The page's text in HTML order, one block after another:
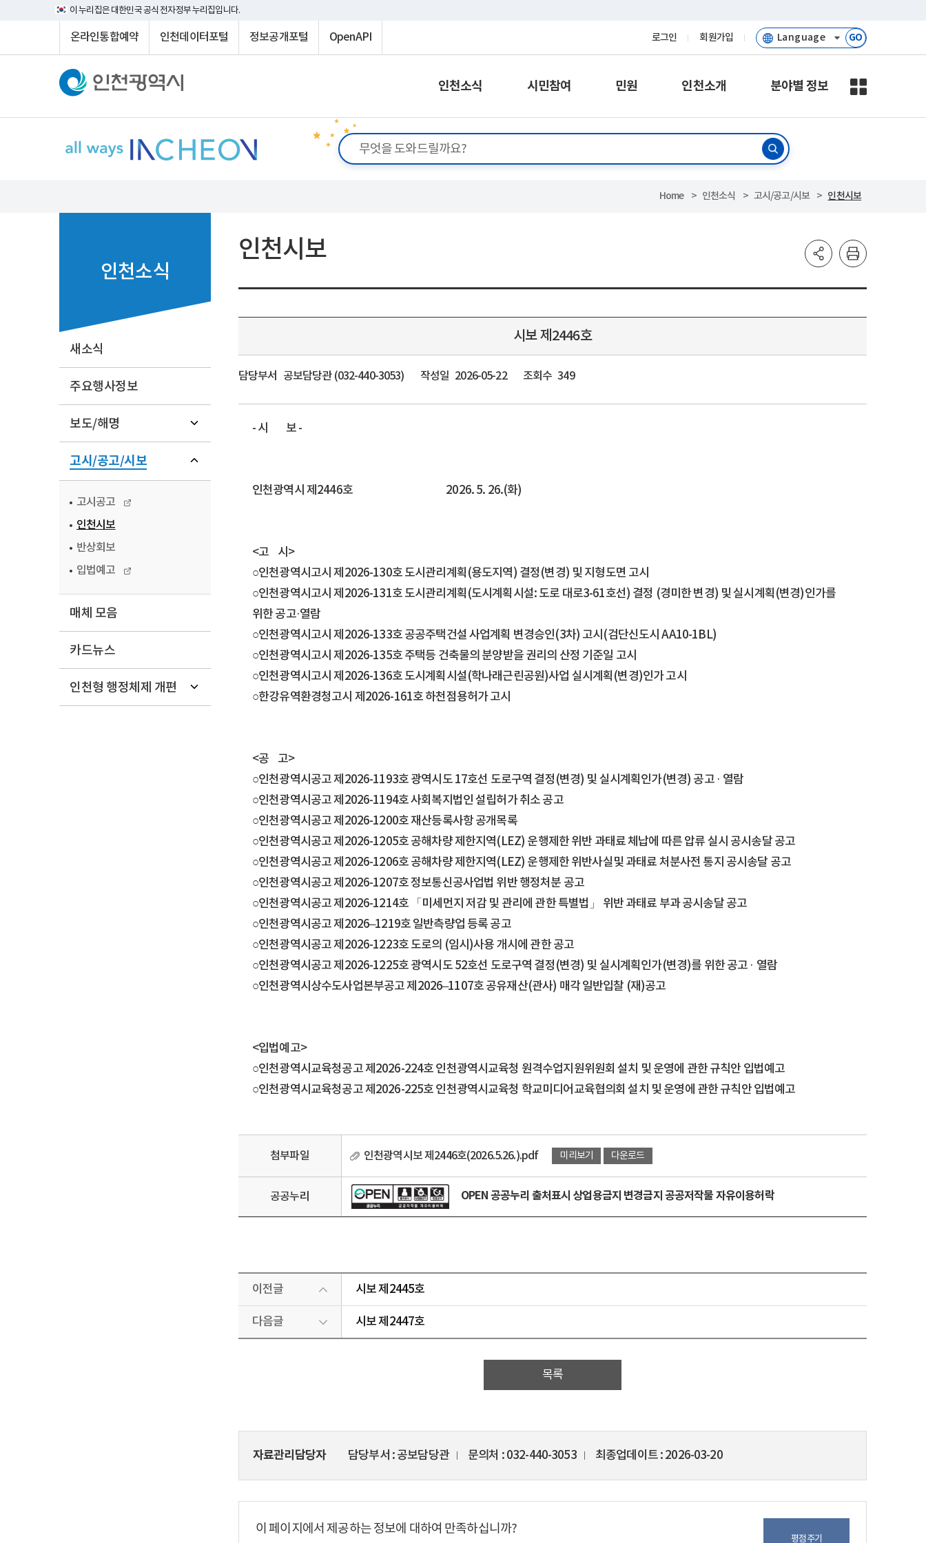
이 누리집은 대한민국 공식 전자정부 누리집입니다.
온라인통합예약 인천데이터포털 정보공개포털 OpenAPI 로그인 회원가입 GO
인천소식 시민참여 민원 인천소개 분야별 정보
Home 인천소식 고시/공고/시보 인천시보
인천소식
새소식
주요행사정보
보도/해명
고시/공고/시보
고시공고
인천시보
반상회보
입법예고
매체 모음
카드뉴스
인천형 행정체제 개편
인천시보
시보 제2446호
담당부서 공보담당관 (032-440-3053) 작성일 2026-05-22 조회수 349
- 시 보 -
인천광역시 제2446호 2026. 5. 26.(화)
<고 시>
○인천광역시고시 제2026-130호 도시관리계획(용도지역) 결정(변경) 및 지형도면 고시
○인천광역시고시 제2026-131호 도시관리계획(도시계획시설: 도로 대로3-61호선) 결정 (경미한 변경) 및 실시계획(변경)인가를
위한 공고·열람
○인천광역시고시 제2026-133호 공공주택건설 사업계획 변경승인(3차) 고시(검단신도시 AA10-1BL)
○인천광역시고시 제2026-135호 주택등 건축물의 분양받을 권리의 산정 기준일 고시
○인천광역시고시 제2026-136호 도시계획시설(학나래근린공원)사업 실시계획(변경)인가 고시
○한강유역환경청고시 제2026-161호 하천점용허가 고시
<공 고>
○인천광역시공고 제2026-1193호 광역시도 17호선 도로구역 결정(변경) 및 실시계획인가(변경) 공고 · 열람
○인천광역시공고 제2026-1194호 사회복지법인 설립허가 취소 공고
○인천광역시공고 제2026-1200호 재산등록사항 공개목록
○인천광역시공고 제2026-1205호 공해차량 제한지역(LEZ) 운행제한 위반 과태료 체납에 따른 압류 실시 공시송달 공고
○인천광역시공고 제2026-1206호 공해차량 제한지역(LEZ) 운행제한 위반사실및 과태료 처분사전 통지 공시송달 공고
○인천광역시공고 제2026-1207호 정보통신공사업법 위반 행정처분 공고
○인천광역시공고 제2026-1214호 「미세먼지 저감 및 관리에 관한 특별법」 위반 과태료 부과 공시송달 공고
○인천광역시공고 제2026–1219호 일반측량업 등록 공고
○인천광역시공고 제2026-1223호 도로의 (임시)사용 개시에 관한 공고
○인천광역시공고 제2026-1225호 광역시도 52호선 도로구역 결정(변경) 및 실시계획인가(변경)를 위한 공고 · 열람
○인천광역시상수도사업본부공고 제2026–1107호 공유재산(관사) 매각 일반입찰 (재)공고
<입법예고>
○인천광역시교육청공고 제2026-224호 인천광역시교육청 원격수업지원위원회 설치 및 운영에 관한 규칙안 입법예고
○인천광역시교육청공고 제2026-225호 인천광역시교육청 학교미디어교육협의회 설치 및 운영에 관한 규칙안 입법예고
첨부파일 인천광역시보 제2446호(2026.5.26.).pdf 미리보기 다운로드
공공누리 OPEN 공공누리 출처표시 상업용금지 변경금지 공공저작물 자유이용허락
이전글 시보 제2445호
다음글 시보 제2447호
목록
자료관리담당자 담당부서 공보담당관 문의처 032-440-3053 최종업데이트 2026-03-20
이 페이지에서 제공하는 정보에 대하여 만족하십니까?
평점주기